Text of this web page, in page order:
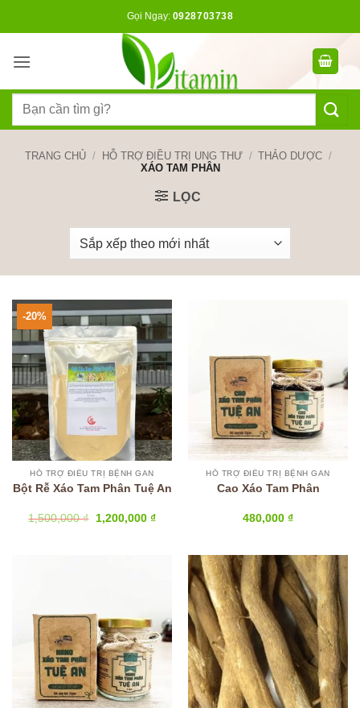
dung
Gọi Ngay: 0928703738
Tìm
TRANG CHỦ / HỖ TRỢ ĐIỀU TRỊ UNG THƯ / THẢO DƯỢC /
XÁO TAM PHÂN
LỌC
-20%
HỖ TRỢ ĐIỀU TRỊ BỆNH GAN
Bột Rễ Xáo Tam Phân Tuệ An
1,500,000₫
Giá
1,200,000 ₫Giá
1,200,000 ₫.
HỖ TRỢ ĐIỀU TRỊ BỆNH GAN
Cao Xáo Tam Phân
480,000 ₫